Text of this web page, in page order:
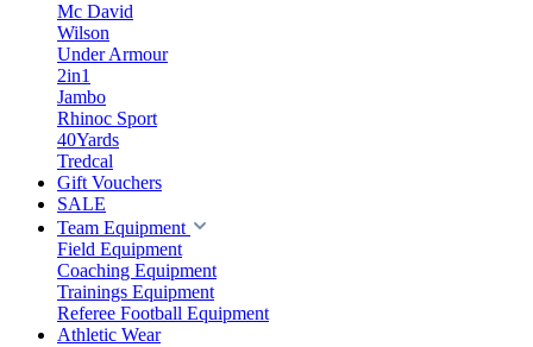
Mc David
Wilson
Under Armour
2in1
Jambo
Rhinoc Sport
40Yards
Tredcal
Gift Vouchers
SALE
Team Equipment
Field Equipment
Coaching Equipment
Trainings Equipment
Referee Football Equipment
Athletic Wear